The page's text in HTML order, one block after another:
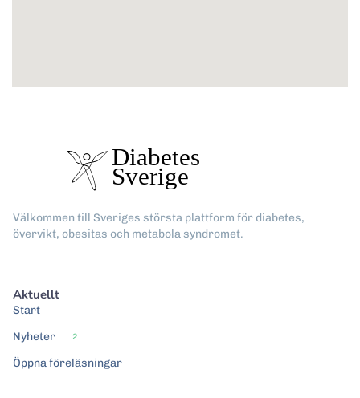
Välkommen till Sveriges största plattform för diabetes,
övervikt, obesitas och metabola syndromet.
Aktuellt
Start
Nyheter
2
Öppna föreläsningar